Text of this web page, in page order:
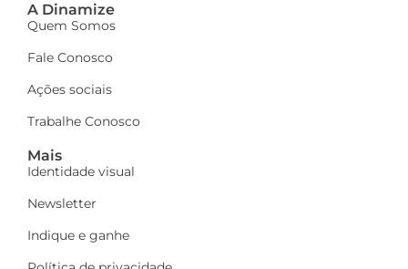
A Dinamize
Quem Somos
Fale Conosco
Ações sociais
Trabalhe Conosco
Mais
Identidade visual
Newsletter
Indique e ganhe